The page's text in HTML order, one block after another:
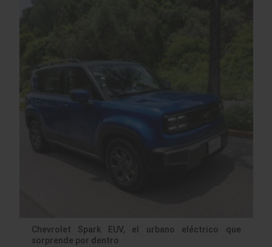
Chevrolet Spark EUV, el urbano eléctrico que
sorprende por dentro